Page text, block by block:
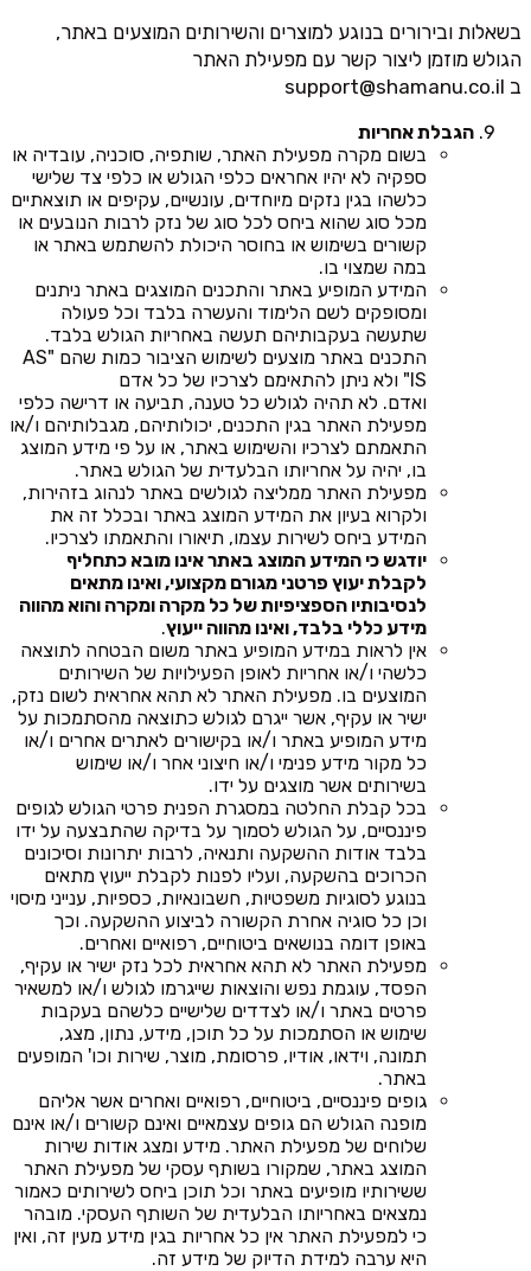
בשאלות ובירורים בנוגע למוצרים והשירותים המוצעים באתר,
הגולש מוזמן ליצור קשר עם מפעילת האתר
ב support@shamanu.co.il
הגבלת אחריות
בשום מקרה מפעילת האתר, שותפיה, סוכניה, עובדיה או
ספקיה לא יהיו אחראים כלפי הגולש או כלפי צד שלישי
כלשהו בגין נזקים מיוחדים, עונשיים, עקיפים או תוצאתיים
מכל סוג שהוא ביחס לכל סוג של נזק לרבות הנובעים או
קשורים בשימוש או בחוסר היכולת להשתמש באתר או
במה שמצוי בו.
המידע המופיע באתר והתכנים המוצגים באתר ניתנים
ומסופקים לשם הלימוד והעשרה בלבד וכל פעולה
שתעשה בעקבותיהם תעשה באחריות הגולש בלבד.
התכנים באתר מוצעים לשימוש הציבור כמות שהם "AS
IS" ולא ניתן להתאימם לצרכיו של כל אדם
ואדם. לא תהיה לגולש כל טענה, תביעה או דרישה כלפי
מפעילת האתר בגין התכנים, יכולותיהם, מגבלותיהם ו/או
התאמתם לצרכיו והשימוש באתר, או על פי מידע המוצג
בו, יהיה על אחריותו הבלעדית של הגולש באתר.
מפעילת האתר ממליצה לגולשים באתר לנהוג בזהירות,
ולקרוא בעיון את המידע המוצג באתר ובכלל זה את
המידע ביחס לשירות עצמו, תיאורו והתאמתו לצרכיו.
יודגש כי המידע המוצג באתר אינו מובא כתחליף
לקבלת יעוץ פרטני מגורם מקצועי, ואינו מתאים
לנסיבותיו הספציפיות של כל מקרה ומקרה והוא מהווה
מידע כללי בלבד, ואינו מהווה ייעוץ.
אין לראות במידע המופיע באתר משום הבטחה לתוצאה
כלשהי ו/או אחריות לאופן הפעילויות של השירותים
המוצעים בו. מפעילת האתר לא תהא אחראית לשום נזק,
ישיר או עקיף, אשר ייגרם לגולש כתוצאה מהסתמכות על
מידע המופיע באתר ו/או בקישורים לאתרים אחרים ו/או
כל מקור מידע פנימי ו/או חיצוני אחר ו/או שימוש
בשירותים אשר מוצגים על ידו.
בכל קבלת החלטה במסגרת הפנית פרטי הגולש לגופים
פיננסיים, על הגולש לסמוך על בדיקה שהתבצעה על ידו
בלבד אודות ההשקעה ותנאיה, לרבות יתרונות וסיכונים
הכרוכים בהשקעה, ועליו לפנות לקבלת ייעוץ מתאים
בנוגע לסוגיות משפטיות, חשבונאיות, כספיות, ענייני מיסוי
וכן כל סוגיה אחרת הקשורה לביצוע ההשקעה. וכך
באופן דומה בנושאים ביטוחיים, רפואיים ואחרים.
מפעילת האתר לא תהא אחראית לכל נזק ישיר או עקיף,
הפסד, עוגמת נפש והוצאות שייגרמו לגולש ו/או למשאיר
פרטים באתר ו/או לצדדים שלישיים כלשהם בעקבות
שימוש או הסתמכות על כל תוכן, מידע, נתון, מצג,
תמונה, וידאו, אודיו, פרסומת, מוצר, שירות וכו' המופעים
באתר.
גופים פיננסיים, ביטוחיים, רפואיים ואחרים אשר אליהם
מופנה הגולש הם גופים עצמאיים ואינם קשורים ו/או אינם
שלוחים של מפעילת האתר. מידע ומצג אודות שירות
המוצג באתר, שמקורו בשותף עסקי של מפעילת האתר
ששירותיו מופיעים באתר וכל תוכן ביחס לשירותים כאמור
נמצאים באחריותו הבלעדית של השותף העסקי. מובהר
כי למפעילת האתר אין כל אחריות בגין מידע מעין זה, ואין
היא ערבה למידת הדיוק של מידע זה.